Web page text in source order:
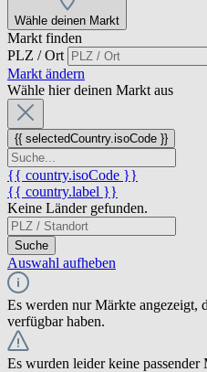
Wähle deinen Markt
Markt finden
PLZ / Ort
Markt ändern
Wähle hier deinen Markt aus
{{ selectedCountry.isoCode }}
{{ country.isoCode }}
{{ country.label }}
Keine Länder gefunden.
Suche
Auswahl aufheben
Es werden nur Märkte angezeigt,
verfügbar haben.
Es wurden leider keine passender